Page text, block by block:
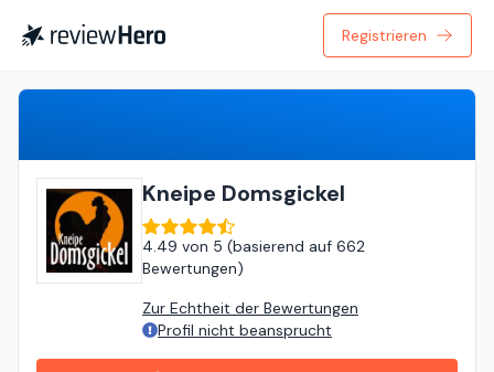
Registrieren
Kneipe Domsgickel
4.49 von 5 (basierend auf 662
Bewertungen)
Zur Echtheit der Bewertungen
Profil nicht beansprucht